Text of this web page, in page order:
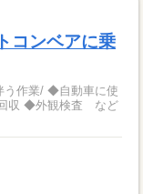
コンベアに乗
う作業/ ◆自動車に使
回収 ◆外観検査 など